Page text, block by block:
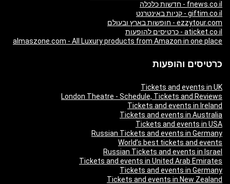
fnews.co.il - חדשות כלכלה
giftim.co.il - קניות באינטרנט
ezzytour.com - חופשות בארץ ובעולם
aticket.co.il - כרטיסים להופעות
almaszone.com - All Luxury products from Amazon in one place
כרטיסים והופעות
Tickets and events in UK
London Theatre - Schedule, Tickets and Reviews
Tickets and events in Ireland
Tickets and events in Australia
Tickets and events in USA
Russian Tickets and events in Germany
World’s best tickets and events
Russian Tickets and events in Israel
Tickets and events in United Arab Emirates
Tickets and events in Germany
Tickets and events in New Zealand